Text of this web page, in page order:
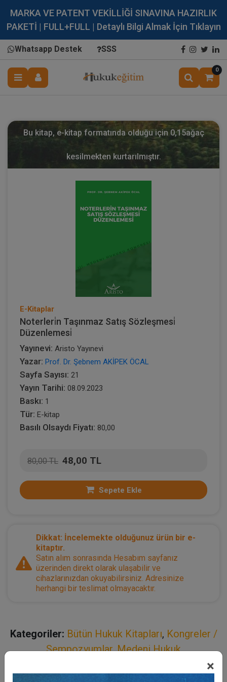
MARKA VE PATENT VEKİLLİĞİ SINAVINA HAZIRLIK
PAKETİ | FULL+FULL | Detaylı Bilgi Almak İçin Tıklayın
Whatsapp Destek SSS
0
×
Bu kitap, e-kitap formatında olduğu için 0,15ağaç
kesilmekten kurtarılmıştır.
E-Kitaplar
Noterleri̇n Taşınmaz Satış Sözleşmesi̇
Düzenlemesi̇
Yayınevi: Aristo Yayınevi
Yazar: Prof. Dr. Şebnem AKİPEK ÖCAL
Sayfa Sayısı: 21
Yayın Tarihi: 08.09.2023
Baskı: 1
Tür: E-kitap
Basılı Olsaydı Fiyatı: 80,00
80,00 TL 48,00 TL
Sepete Ekle
Dikkat: İncelemekte olduğunuz ürün bir e-
kitaptır.
Satın alım sonrasında Hesabım sayfanız
üzerinden direkt olarak ulaşabilir ve
cihazlarınızdan okuyabilirsiniz. Adresinize
herhangi bir teslimat olmayacaktır.
Kategoriler: Bütün Hukuk Kitapları, Kongreler /
Sempozyumlar,Medeni Hukuk